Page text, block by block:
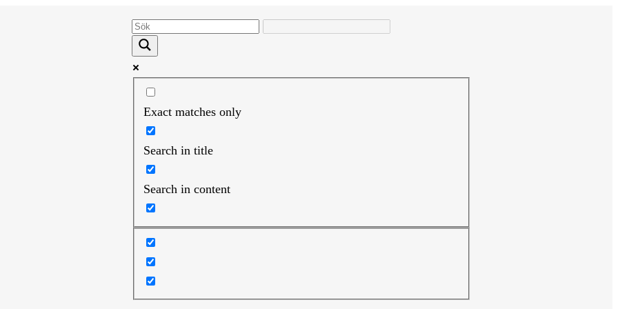
Exact matches only
Search in title
Search in content